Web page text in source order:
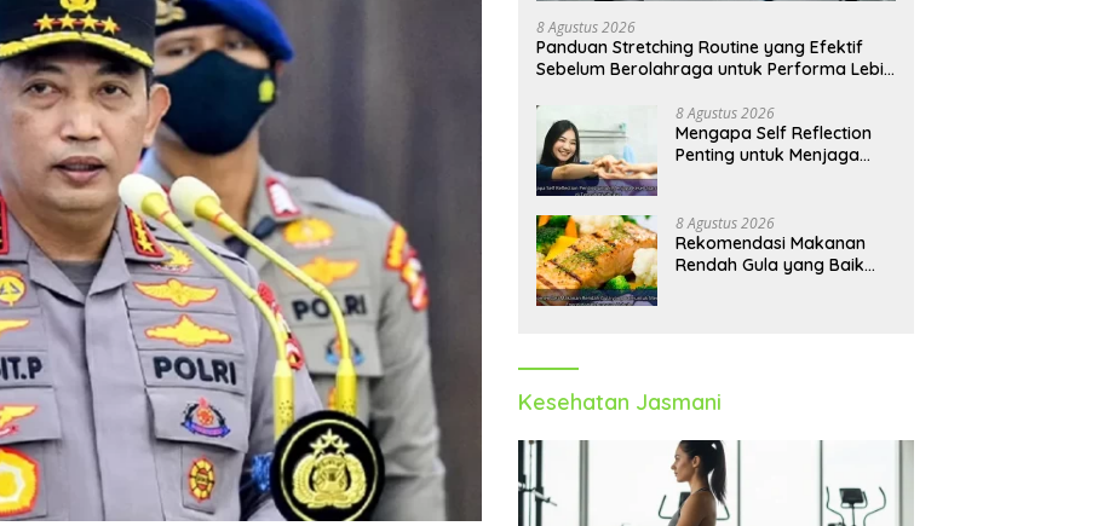
8 Agustus 2026
Panduan Stretching Routine yang Efektif
Sebelum Berolahraga untuk Performa Lebih
8 Agustus 2026
Mengapa Self Reflection
Penting untuk Menjaga
8 Agustus 2026
Rekomendasi Makanan
Rendah Gula yang Baik
Kesehatan Jasmani